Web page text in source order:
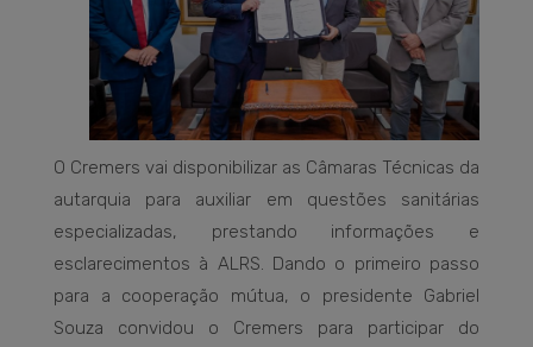
O Cremers vai disponibilizar as Câmaras Técnicas da
autarquia para auxiliar em questões sanitárias
especializadas, prestando informações e
esclarecimentos à ALRS. Dando o primeiro passo
para a cooperação mútua, o presidente Gabriel
Souza convidou o Cremers para participar do